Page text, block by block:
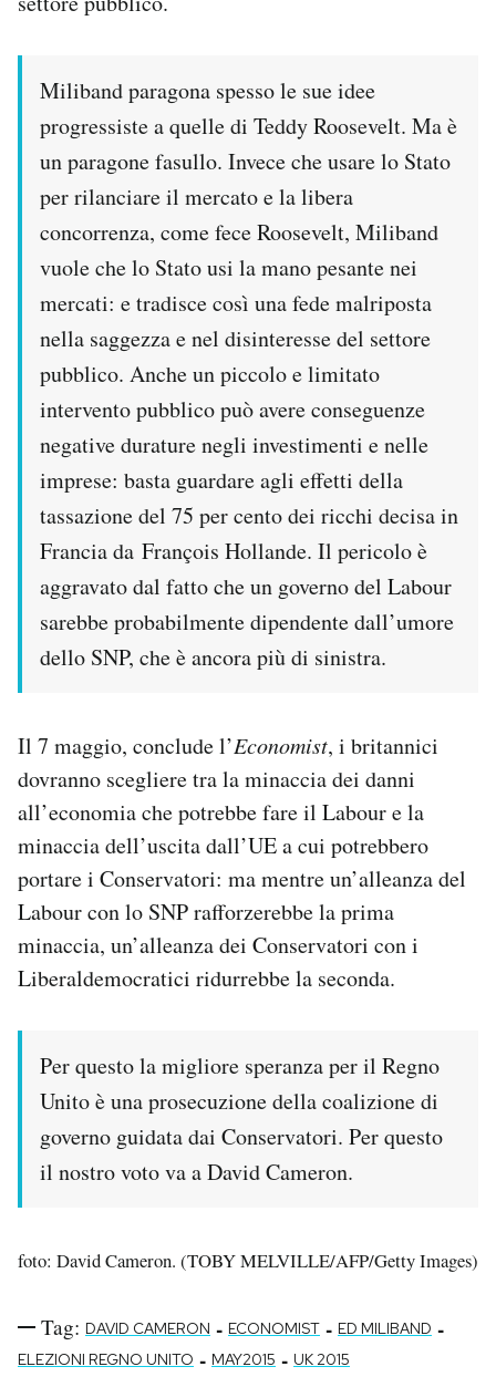
Miliband paragona spesso le sue idee
progressiste a quelle di Teddy Roosevelt. Ma è
un paragone fasullo. Invece che usare lo Stato
per rilanciare il mercato e la libera
concorrenza, come fece Roosevelt, Miliband
vuole che lo Stato usi la mano pesante nei
mercati: e tradisce così una fede malriposta
nella saggezza e nel disinteresse del settore
pubblico. Anche un piccolo e limitato
intervento pubblico può avere conseguenze
negative durature negli investimenti e nelle
imprese: basta guardare agli effetti della
tassazione del 75 per cento dei ricchi decisa in
Francia da François Hollande. Il pericolo è
aggravato dal fatto che un governo del Labour
sarebbe probabilmente dipendente dall’umore
dello SNP, che è ancora più di sinistra.
Il 7 maggio, conclude l’Economist, i britannici
dovranno scegliere tra la minaccia dei danni
all’economia che potrebbe fare il Labour e la
minaccia dell’uscita dall’UE a cui potrebbero
portare i Conservatori: ma mentre un’alleanza del
Labour con lo SNP rafforzerebbe la prima
minaccia, un’alleanza dei Conservatori con i
Liberaldemocratici ridurrebbe la seconda.
Per questo la migliore speranza per il Regno
Unito è una prosecuzione della coalizione di
governo guidata dai Conservatori. Per questo
il nostro voto va a David Cameron.
foto: David Cameron. (TOBY MELVILLE/AFP/Getty Images)
Tag: DAVID CAMERON - ECONOMIST - ED MILIBAND -
ELEZIONI REGNO UNITO - MAY2015 - UK 2015